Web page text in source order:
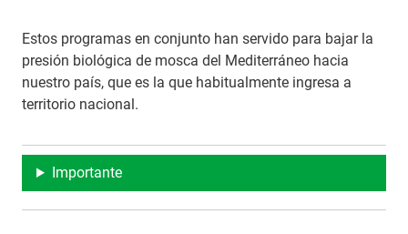
Estos programas en conjunto han servido para bajar la
presión biológica de mosca del Mediterráneo hacia
nuestro país, que es la que habitualmente ingresa a
territorio nacional.
Importante